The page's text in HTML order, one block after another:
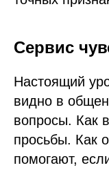
Сервис
Настоящий
видно в
вопросы. Как
просьбы. Как
помогают,